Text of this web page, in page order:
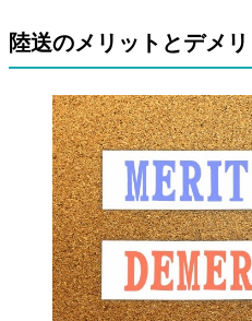
陸送のメリットとデメリ